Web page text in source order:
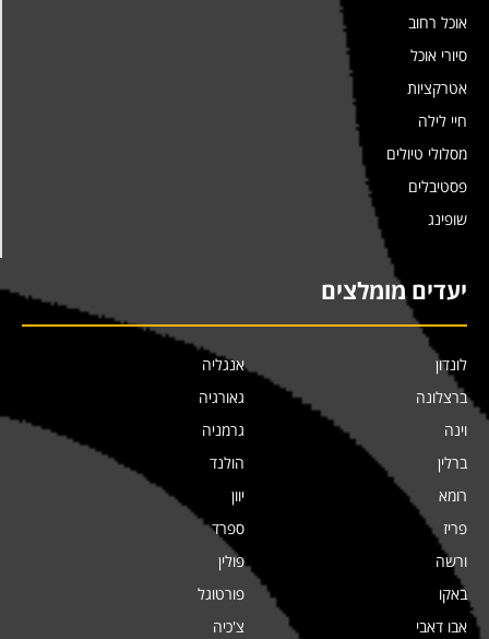
אוכל רחוב
סיורי אוכל
אטרקציות
חיי לילה
מסלולי טיולים
פסטיבלים
שופינג
יעדים מומלצים
לונדון
ברצלונה
וינה
ברלין
רומא
פריז
ורשה
באקו
אבו דאבי
אנגליה
גאורגיה
גרמניה
הולנד
יוון
ספרד
פולין
פורטוגל
צ'כיה